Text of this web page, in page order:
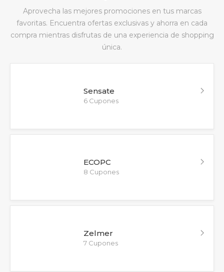
Aprovecha las mejores promociones en tus marcas
favoritas. Encuentra ofertas exclusivas y ahorra en cada
compra mientras disfrutas de una experiencia de shopping
única.
Sensate
6 Cupones
ECOPC
8 Cupones
Zelmer
7 Cupones